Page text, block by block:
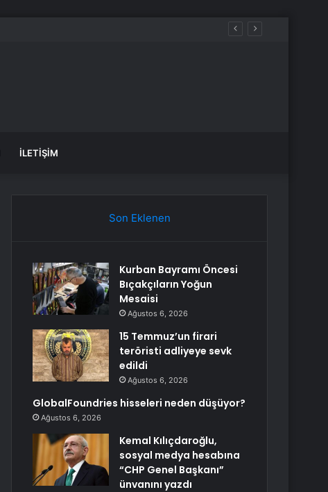
İLETIŞIM
Son Eklenen
Kurban Bayramı Öncesi
Bıçakçıların Yoğun
Mesaisi
Ağustos 6, 2026
15 Temmuz’un firari
teröristi adliyeye sevk
edildi
Ağustos 6, 2026
GlobalFoundries hisseleri neden düşüyor?
Ağustos 6, 2026
Kemal Kılıçdaroğlu,
sosyal medya hesabına
“CHP Genel Başkanı”
ünvanını yazdı